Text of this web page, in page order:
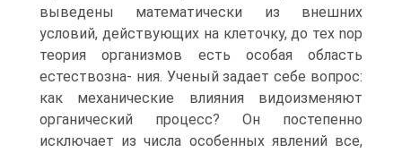
выведены математически из внешних
условий, действующих на клеточку, до тех nop
теория организмов есть особая область
естествозна- ния. Ученый задает себе вопрос:
как механические влияния видоизменяют
органический процесс? Он постепенно
исключает из числа особенных явлений все,